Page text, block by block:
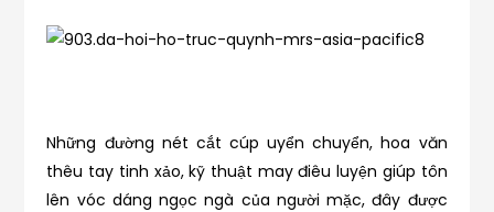
Những đường nét cắt cúp uyển chuyển, hoa văn
thêu tay tinh xảo, kỹ thuật may điêu luyện giúp tôn
lên vóc dáng ngọc ngà của người mặc, đây được